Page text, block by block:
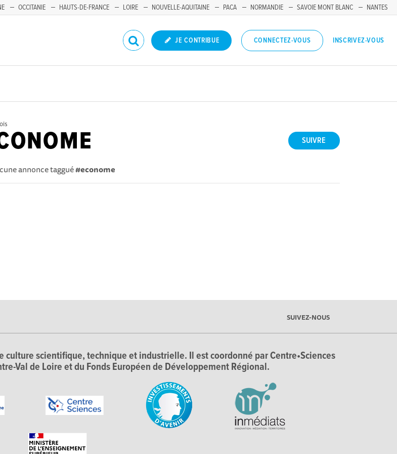
OCCITANIE HAUTS-DE-FRANCE LOIRE NOUVELLE-AQUITAINE PACA NORMANDIE SAVOIE MONT BLANC
NANTES
JE CONTRIBUE CONNECTEZ-VOUS INSCRIVEZ-VOUS
SUIVRE
annonce taggué#econome
SUIVEZ-NOUS
scientifique, technique et industrielle. Il est coordonné par Centre•Sciences
Val de Loire et du Fonds Européen de Développement Régional.